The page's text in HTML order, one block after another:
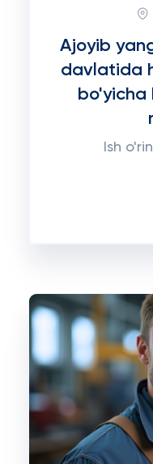
Ajoyib
davlatida
bo'yicha
Ish